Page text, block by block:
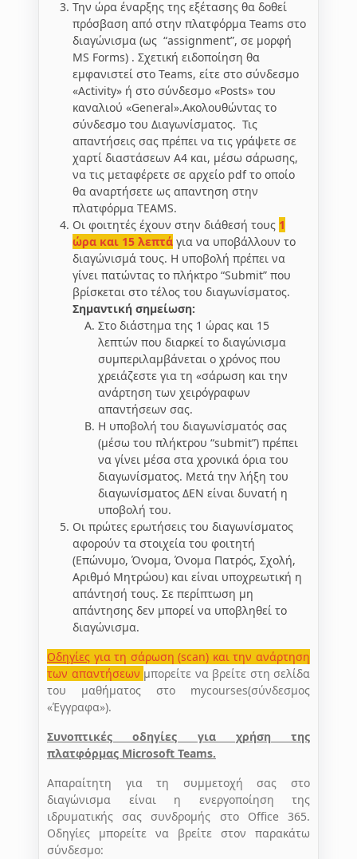
Την ώρα έναρξης της εξέτασης θα δοθεί
πρόσβαση από στην πλατφόρμα Teams στο
διαγώνισμα (ως “assignment”, σε μορφή
MS Forms) . Σχετική ειδοποίηση θα
εμφανιστεί στο Teams, είτε στο σύνδεσμο
«Activity» ή στο σύνδεσμο «Posts» του
καναλιού «General».Ακολουθώντας το
σύνδεσμο του Διαγωνίσματος. Τις
απαντήσεις σας πρέπει να τις γράψετε σε
χαρτί διαστάσεων Α4 και, μέσω σάρωσης,
να τις μεταφέρετε σε αρχείο pdf το οποίο
θα αναρτήσετε ως απαντηση στην
πλατφόρμα TEAMS.
Οι φοιτητές έχουν στην διάθεσή τους 1
ώρα και 15 λεπτά για να υποβάλλουν το
διαγώνισμά τους. Η υποβολή πρέπει να
γίνει πατώντας το πλήκτρο “Submit” που
βρίσκεται στο τέλος του διαγωνίσματος.
Σημαντική σημείωση:
Στο διάστημα της 1 ώρας και 15
λεπτών που διαρκεί το διαγώνισμα
συμπεριλαμβάνεται ο χρόνος που
χρειάζεστε για τη «σάρωση και την
ανάρτηση των χειρόγραφων
απαντήσεων σας.
Η υποβολή του διαγωνίσματός σας
(μέσω του πλήκτρου “submit”) πρέπει
να γίνει μέσα στα χρονικά όρια του
διαγωνίσματος. Μετά την λήξη του
διαγωνίσματος ΔΕΝ είναι δυνατή η
υποβολή του.
Οι πρώτες ερωτήσεις του διαγωνίσματος
αφορούν τα στοιχεία του φοιτητή
(Επώνυμο, Όνομα, Όνομα Πατρός, Σχολή,
Αριθμό Μητρώου) και είναι υποχρεωτική η
απάντησή τους. Σε περίπτωση μη
απάντησης δεν μπορεί να υποβληθεί το
διαγώνισμα.
Οδηγίες για τη σάρωση (scan) και την ανάρτηση
των απαντήσεων μπορείτε να βρείτε στη σελίδα
του μαθήματος στο mycourses(σύνδεσμος
«Έγγραφα»).
Συνοπτικές οδηγίες για χρήση της
πλατφόρμας Microsoft Teams.
Απαραίτητη για τη συμμετοχή σας στο
διαγώνισμα είναι η ενεργοποίηση της
ιδρυματικής σας συνδρομής στο Office 365.
Οδηγίες μπορείτε να βρείτε στον παρακάτω
σύνδεσμο: